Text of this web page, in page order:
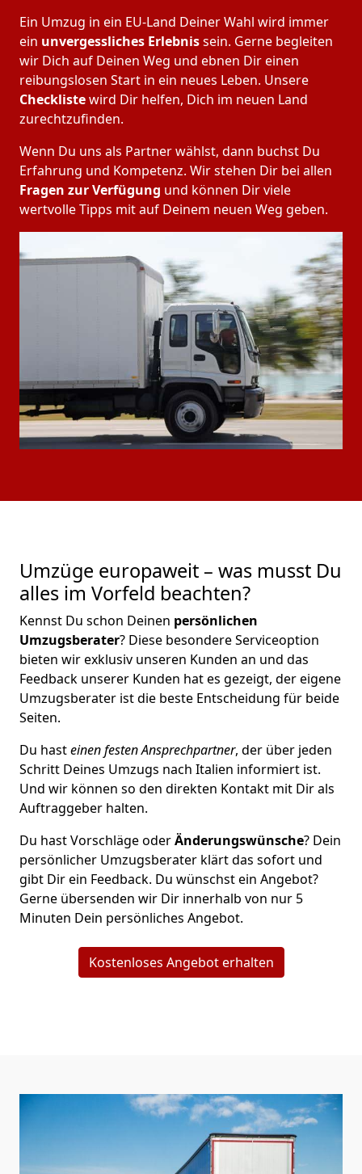
Ein Umzug in ein EU-Land Deiner Wahl wird immer
ein unvergessliches Erlebnissein. Gerne begleiten
wir Dich auf Deinen Weg und ebnen Dir einen
reibungslosen Start in ein neues Leben. Unsere
Checklistewird Dir helfen, Dich im neuen Land
zurechtzufinden.
Wenn Du uns als Partner wählst, dann buchst Du
Erfahrung und Kompetenz. Wir stehen Dir bei allen
Fragen zur Verfügung und können Dir viele
wertvolle Tipps mit auf Deinem neuen Weg geben.
Umzüge europaweit – was musst Du
alles im Vorfeld beachten?
Kennst Du schon Deinen persönlichen
Umzugsberater? Diese besondere Serviceoption
bieten wir exklusiv unseren Kunden an und das
Feedback unserer Kunden hat es gezeigt, der eigene
Umzugsberater ist die beste Entscheidung für beide
Seiten.
Du hasteinen festen Ansprechpartner, der über jeden
Schritt Deines Umzugs nach Italien informiert ist.
Und wir können so den direkten Kontakt mit Dir als
Auftraggeber halten.
Du hast Vorschläge oderÄnderungswünsche? Dein
persönlicher Umzugsberater klärt das sofort und
gibt Dir ein Feedback. Du wünschst ein Angebot?
Gerne übersenden wir Dir innerhalb von nur 5
Minuten Dein persönliches Angebot.
Kostenloses Angebot erhalten